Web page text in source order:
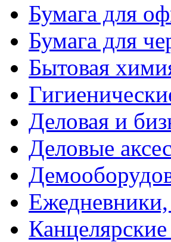
Бумага для
Бумага для
Бытовая
Деловая и
Деловые